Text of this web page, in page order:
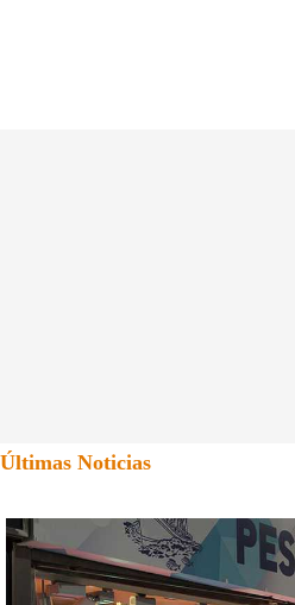
Últimas Noticias